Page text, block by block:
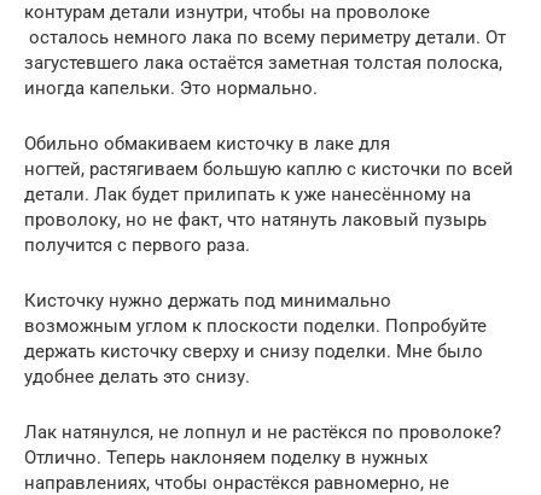
контурам детали изнутри, чтобы на проволоке
осталось немного лака по всему периметру детали. От
загустевшего лака остаётся заметная толстая полоска,
иногда капельки. Это нормально.
Обильно обмакиваем кисточку в лаке для
ногтей, растягиваем большую каплю с кисточки по всей
детали. Лак будет прилипать к уже нанесённому на
проволоку, но не факт, что натянуть лаковый пузырь
получится с первого раза.
Кисточку нужно держать под минимально
возможным углом к плоскости поделки. Попробуйте
держать кисточку сверху и снизу поделки. Мне было
удобнее делать это снизу.
Лак натянулся, не лопнул и не растёкся по проволоке?
Отлично. Теперь наклоняем поделку в нужных
направлениях, чтобы онрастёкся равномерно, не